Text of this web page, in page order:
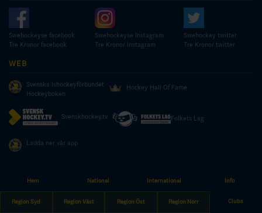
Hem National International Info
Region Syd Region Väst Region Öst Region Norr Clubs
Swehockeyse facebook
Tre Kronor facebook
Swehockeyse Instagram
Tre Kronor instagram
Swehockey twitter
Tre Kronor twitter
WEB
Svenska Ishockeyförbundet
Hockeyboken
Hockey Hall Of Fame
Svenskhockey.tv Folkets Lag
Ladda ner vår app